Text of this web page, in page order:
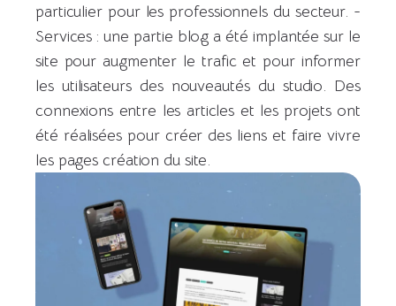
particulier pour les professionnels du secteur. -
Services : une partie blog a été implantée sur le
site pour augmenter le trafic et pour informer
les utilisateurs des nouveautés du studio. Des
connexions entre les articles et les projets ont
été réalisées pour créer des liens et faire vivre
les pages création du site.